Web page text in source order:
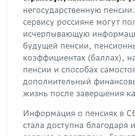
негосударственную
сервису россияне могут
исчерпывающую
будущей пенсии,
коэффициентах (баллах),
пенсии и способах
дополнительный
жизнь после завершения
Информация о пенсиях в
стала доступна благодаря